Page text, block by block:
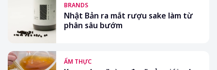
BRANDS
Nhật Bản ra mắt rượu sake làm từ
phân sâu bướm
ẨM THỰC